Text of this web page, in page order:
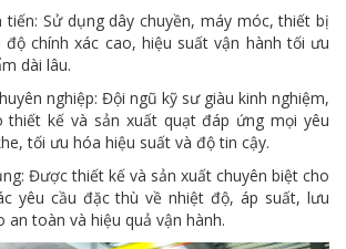
Sử dụng dây chuyền, máy móc, thiết bị
chính xác cao, hiệu suất vận hành tối ưu
dài lâu.
nghiệp: Đội ngũ kỹ sư giàu kinh nghiệm,
kế và sản xuất quạt đáp ứng mọi yêu
tối ưu hóa hiệu suất và độ tin cậy.
Được thiết kế và sản xuất chuyên biệt cho
yêu cầu đặc thù về nhiệt độ, áp suất, lưu
an toàn và hiệu quả vận hành.